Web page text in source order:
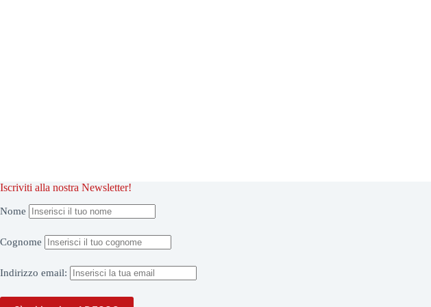
Iscriviti alla nostra Newsletter!
Nome
Cognome
Indirizzo email: